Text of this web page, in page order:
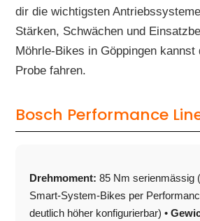
dir die wichtigsten
Stärken, Schwächen und
Möhrle-Bikes in Göppingen kannst
Probe fahren.
Bosch Performance
Drehmoment: 85 Nm serienmässig
Smart-System-Bikes per
deutlich höher konfigurierbar) •